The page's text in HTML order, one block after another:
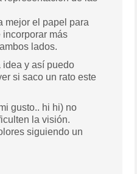
mejor el papel para
incorporar más
lados.
idea y así puedo
si saco un rato este
gusto.. hi hi) no
la visión.
siguiendo un